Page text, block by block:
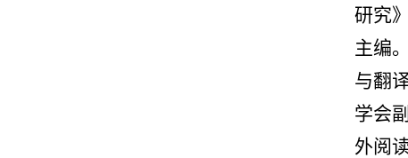
研究
主编
与翻
学会
外阅